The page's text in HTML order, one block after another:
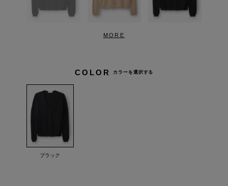
MORE
COLOR カラーを選択する
ブラック